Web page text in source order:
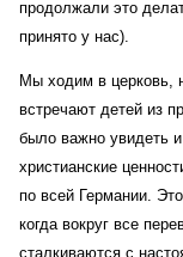
продолжали это
принято у нас).
Мы ходим в церковь,
встречают детей из
было важно увидеть
христианские
по всей Германии.
когда вокруг все
сталкиваются с